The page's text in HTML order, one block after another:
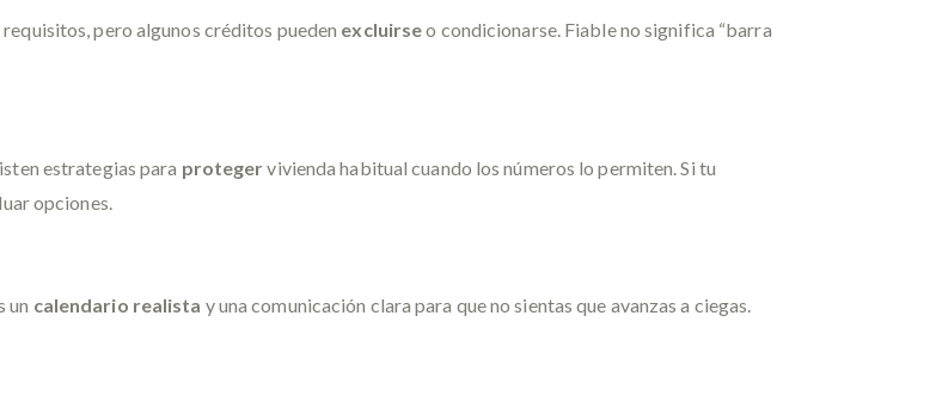
pero algunos créditos pueden excluirseo condicionarse. Fiable no significa “barra
estrategias para protegervivienda habitual cuando los números lo permiten. Si tu
opciones.
un calendario realista y una comunicación clara para que no sientas que avanzas a ciegas.